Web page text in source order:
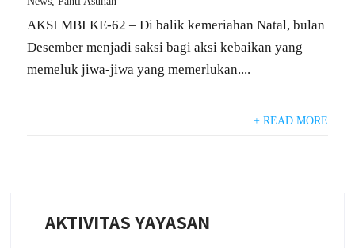
AKSI MBI KE-62 – Di balik kemeriahan Natal, bulan
Desember menjadi saksi bagi aksi kebaikan yang
memeluk jiwa-jiwa yang memerlukan....
+ READ MORE
AKTIVITAS YAYASAN